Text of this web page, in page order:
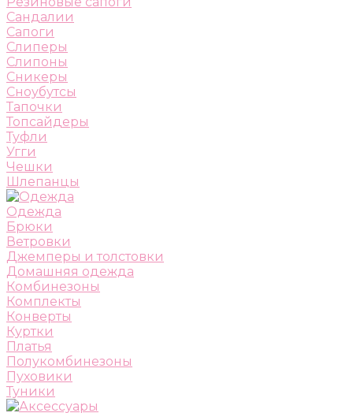
Сандалии
Сапоги
Слиперы
Слипоны
Сникеры
Сноубутсы
Тапочки
Топсайдеры
Туфли
Угги
Чешки
Шлепанцы
Одежда
Брюки
Ветровки
Джемперы и толстовки
Домашняя одежда
Комбинезоны
Комплекты
Конверты
Куртки
Платья
Полукомбинезоны
Пуховики
Туники